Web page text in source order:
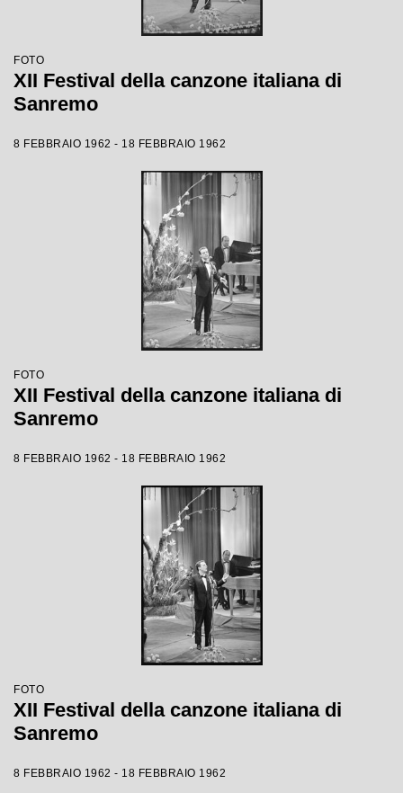
FOTO
XII Festival della canzone italiana di
Sanremo
8 FEBBRAIO 1962 - 18 FEBBRAIO 1962
FOTO
XII Festival della canzone italiana di
Sanremo
8 FEBBRAIO 1962 - 18 FEBBRAIO 1962
FOTO
XII Festival della canzone italiana di
Sanremo
8 FEBBRAIO 1962 - 18 FEBBRAIO 1962